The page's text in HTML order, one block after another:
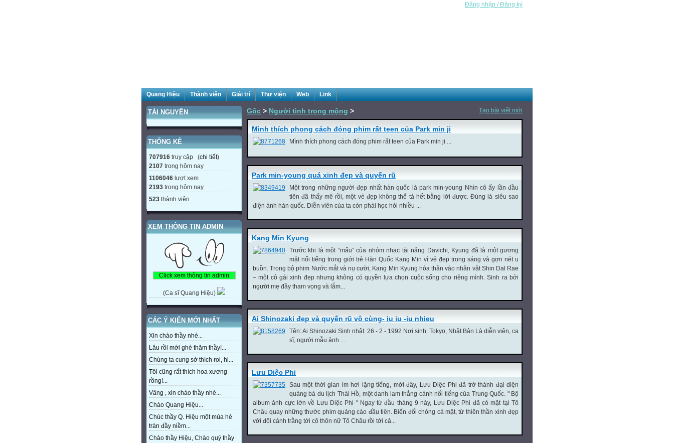
Đăng nhập / Đăng ký
Quang Hiệu Thành viên Giải trí Thư viện Web Link
TÀI NGUYÊN
THỐNG KÊ
707916 truy cập (chi tiết)
2107 trong hôm nay
1106046 lượt xem
2193 trong hôm nay
523 thành viên
XEM THÔNG TIN ADMIN
(Ca sĩ Quang Hiệu)
CÁC Ý KIẾN MỚI NHẤT
Xin chào thầy nhé...
Lâu rồi mới ghé thăm thầy!...
Chúng ta cung sở thích roi, hi...
Tôi cũng rất thích hoa xương
rồng!...
Vâng , xin chào thầy nhé...
Chào Quang Hiệu...
Chúc thầy Q. Hiệu một mùa hè
tràn đầy niềm...
Chào thầy Hiệu, Chào quý thầy
Gốc > Người tình trong mộng > Tạo bài viết mới
Mình thích phong cách đóng phim rất teen của Park min ji
Mình thích phong cách đóng phim rất teen của Park min ji ...
Park min-young quá xinh đẹp và quyến rũ
Một trong những người đẹp nhất hàn quốc là park min-young Nhìn cô ấy lần đầu
tiên đã thấy mê rồi, một vẻ đẹp không thể tả hết bằng lời được. Đúng là siêu sao
điện ảnh hàn quốc. Diễn viên của ta còn phải học hỏi nhiều ...
Kang Min Kyung
Trước khi là một “mẩu” của nhóm nhạc tài năng Davichi, Kyung đã là một gương
mặt nổi tiếng trong giới trẻ Hàn Quốc Kang Min vì vẻ đẹp trong sáng và gợn nét u
buồn. Trong bộ phim Nước mắt và nụ cười, Kang Min Kyung hóa thân vào nhân vật Shin Dal Rae
– một cô gái xinh đẹp nhưng không có quyền lựa chọn cuộc sống cho riêng mình. Sinh ra bởi
người mẹ đầy tham vọng và lắm...
Ai Shinozaki đẹp và quyến rũ vô cùng- iu iu -iu nhieu
Tên: Ai Shinozaki Sinh nhật: 26 - 2 - 1992 Nơi sinh: Tokyo, Nhật Bản Là diễn viên, ca
sĩ, người mẫu ảnh ...
Lưu Diệc Phi
Sau một thời gian im hơi lặng tiếng, mới đây, Lưu Diệc Phi đã trở thành đại diện
quảng bá du lịch Thái Hồ, một danh lam thắng cảnh nổi tiếng của Trung Quốc. " Bộ
album ảnh cực lớn về Lưu Diệc Phi " Ngay từ đầu tháng 9 này, Lưu Diệc Phi đã có mặt tại Tô
Châu quay những thước phim quảng cáo đầu tiên. Biến đổi chóng cả mặt, từ thiên thần xinh đẹp
với đôi cánh trằng tới cô thôn nữ Tô Châu rồi tới cả...